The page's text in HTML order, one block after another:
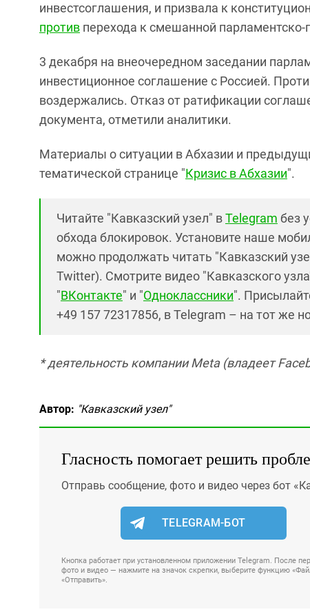
инвестсоглашения, и призвала к
против перехода к смешанной
3 декабря на внеочередном заседании
инвестиционное соглашение с Россией.
воздержались. Отказ от ратификации
документа, отметили аналитики.
Материалы о ситуации в Абхазии и
тематической странице "Кризис в Абхазии".
Читайте "Кавказский узел" вTelegram без
обхода блокировок. Установите наше
можно продолжать читать "Кавказский
Twitter). Смотрите видео "Кавказского
"ВКонтакте" и "Одноклассники".
+49 157 72317856, в Telegram – на тот же
* деятельность компании Meta (владеет
Автор: "Кавказский узел"
Гласность помогает решить
Отправь сообщение, фото и видео через бот
TELEGRAM-БОТ
Кнопка работает при установленном приложении Telegram. После
фото и видео — нажмите на значок скрепки, выберите функцию
«Отправить».